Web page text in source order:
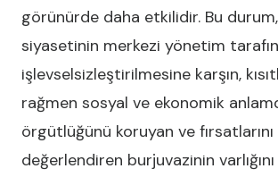
görünürde daha etkilidir. Bu durum,
siyasetinin merkezi yönetim
işlevselsizleştirilmesine karşın,
rağmen sosyal ve ekonomik
örgütlüğünü koruyan ve fırsatlarını
değerlendiren burjuvazinin varlığını